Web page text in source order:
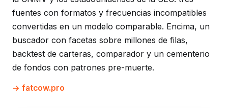
fuentes con formatos y frecuencias incompatibles
convertidas en un modelo comparable. Encima, un
buscador con facetas sobre millones de filas,
backtest de carteras, comparador y un cementerio
de fondos con patrones pre-muerte.
fatcow.pro